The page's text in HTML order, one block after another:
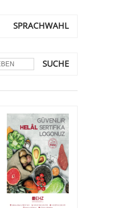
SPRACHWAHL
SUCHE